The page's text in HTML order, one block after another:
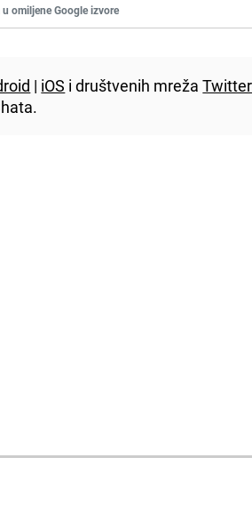
omiljene Google izvore
| iOS i društvenih mrežaTwitter